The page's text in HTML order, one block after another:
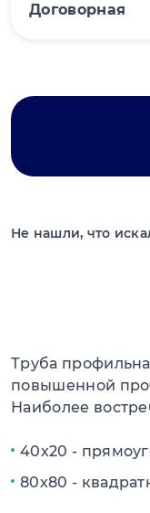
Договорная
Не нашли, что
Труба
повышенной
Наиболее
40х20 -
80х80 -